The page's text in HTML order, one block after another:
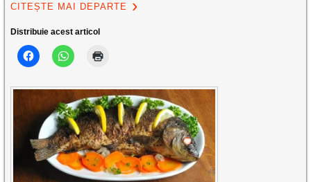
CITEȘTE MAI DEPARTE
Distribuie acest articol